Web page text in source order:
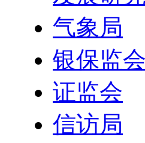
气象局
银保监会
证监会
信访局